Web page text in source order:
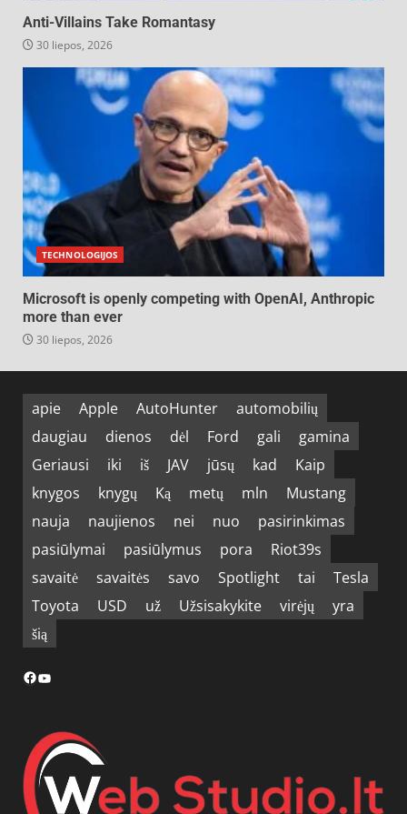
Anti-Villains Take Romantasy
30 liepos, 2026
TECHNOLOGIJOS
Microsoft is openly competing with OpenAI, Anthropic
more than ever
30 liepos, 2026
apie Apple AutoHunter
automobilių
daugiau
dienos dėl Ford gali
gamina
Geriausi
iki iš JAV jūsų kad
Kaip
knygos
knygų Ką metų mln
Mustang
nauja
naujienos nei nuo
pasirinkimas
pasiūlymai
pasiūlymus pora
Riot39s
savaitė
savaitės savo Spotlight tai
Tesla
Toyota
USD už Užsisakykite virėjų
yra
šią
Facebook
YouTube